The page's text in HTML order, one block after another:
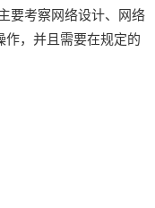
要考察网络设计、网络
作，并且需要在规定的